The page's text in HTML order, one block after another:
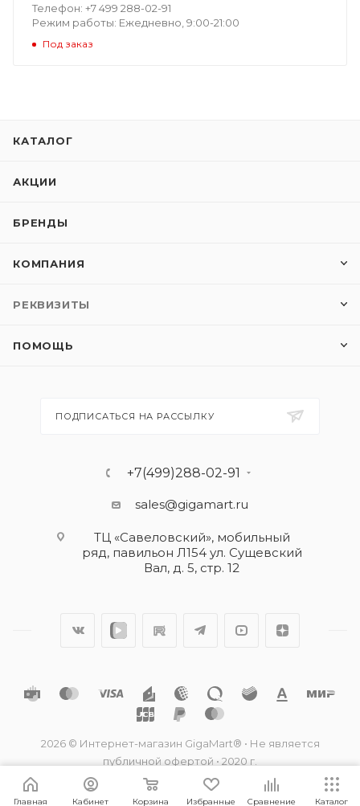
Телефон: +7 499 288-02-91
Режим работы: Ежедневно, 9:00-21:00
Под заказ
КАТАЛОГ
АКЦИИ
БРЕНДЫ
КОМПАНИЯ
РЕКВИЗИТЫ
ПОМОЩЬ
ПОДПИСАТЬСЯ НА РАССЫЛКУ
+7(499)288-02-91
sales@gigamart.ru
ТЦ «Савеловский», мобильный
ряд, павильон Л154 ул. Сущевский
Вал, д. 5, стр. 12
2026 © Интернет-магазин GigaMart® • Не является
публичной офертой • 2020 г.
Главная Кабинет Корзина Избранные Сравнение Каталог